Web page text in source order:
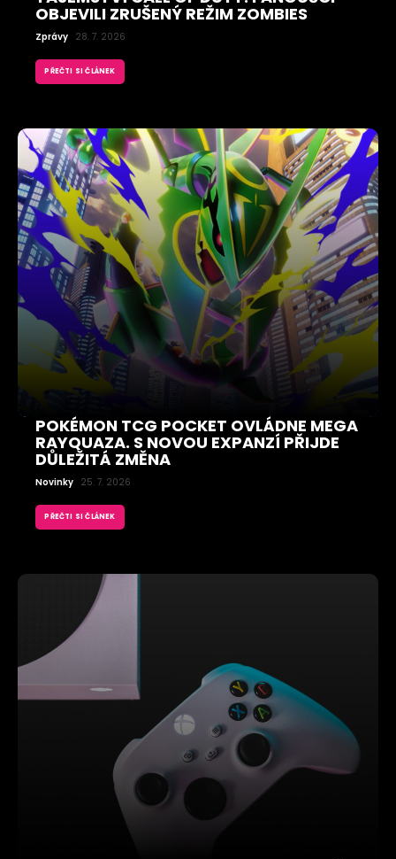
OBJEVILI ZRUŠENÝ REŽIM ZOMBIES
Zprávy 28. 7. 2026
PŘEČTI SI ČLÁNEK
POKÉMON TCG POCKET OVLÁDNE MEGA
RAYQUAZA. S NOVOU EXPANZÍ PŘIJDE
DŮLEŽITÁ ZMĚNA
Novinky 25. 7. 2026
PŘEČTI SI ČLÁNEK